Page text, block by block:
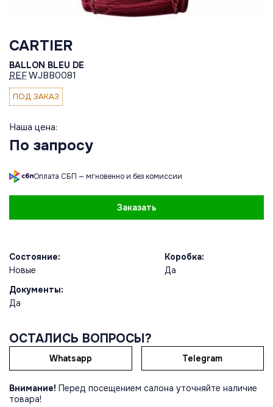
CARTIER
BALLON BLEU DE
REFWJBB0081
ПОД ЗАКАЗ
Наша цена:
По запросу
Оплата СБП — мгновенно и без комиссии
Заказать
Состояние:
Новые
Коробка:
Да
Документы:
Да
ОСТАЛИСЬ ВОПРОСЫ?
Whatsapp Telegram
Внимание! Перед посещением салона уточняйте наличие
товара!